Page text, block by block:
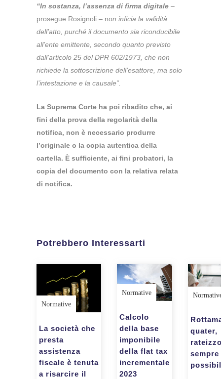
“In sostanza, l’assenza di firma digitale –
prosegue Rosignoli – non inficia la validità
dell’atto, purché il documento sia riconducibile
all’ente emittente, secondo quanto previsto
dall’articolo 25 del DPR 602/1973, che non
richiede la sottoscrizione dell’esattore, ma solo
l’intestazione e la causale”.
La Suprema Corte ha poi ribadito che, ai
fini della prova della regolarità della
notifica, non è necessario produrre
l’originale o la copia autentica della
cartella. È sufficiente, ai fini probatori, la
copia del documento con la relativa relata
di notifica.
Potrebbero Interessarti
Normative
La società che
presta
assistenza
fiscale è tenuta
a risarcire il
Normative
Calcolo
della base
imponibile
della flat tax
incrementale
2023
quater,
sempre